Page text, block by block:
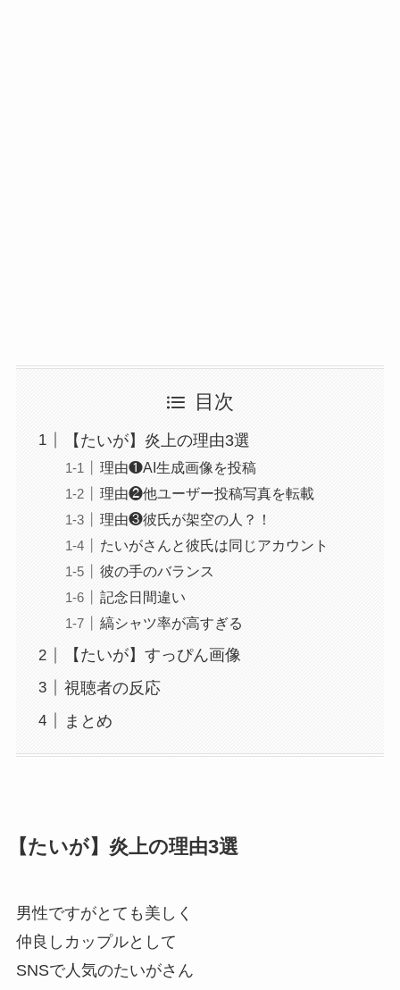
目次
【たいが】炎上の理由3選
理由❶AI生成画像を投稿
理由❷他ユーザー投稿写真を転載
理由❸彼氏が架空の人？！
たいがさんと彼氏は同じアカウント
彼の手のバランス
記念日間違い
縞シャツ率が高すぎる
【たいが】すっぴん画像
視聴者の反応
まとめ
【たいが】炎上の理由3選
男性ですがとても美しく
仲良しカップルとして
SNSで人気のたいがさん